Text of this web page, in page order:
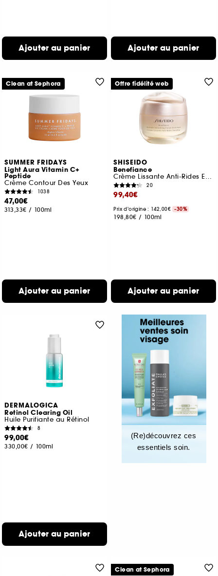
Ajouter au panier Ajouter au panier
SUMMER FRIDAYS
Light Aura Vitamin C+
Peptide
Crème Contour Des Yeux
1038
47,00€
313,33€ / 100ml
Ajouter au panier
Clean at Sephora
SHISEIDO
Benefiance
Crème Lissante Anti-Rides Enrichie
20
99,40€
Prix d'origine : 142,00€ -30%
198,80€ / 100ml
Ajouter au panier
Offre fidélité web
DERMALOGICA
Retinol Clearing Oil
Huile Purifiante au Rétinol
8
99,00€
330,00€ / 100ml
Ajouter au panier
(Re)découvrez ces
essentiels soin.
Clean at Sephora